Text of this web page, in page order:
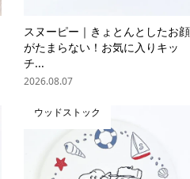
スヌーピー｜きょとんとしたお顔
がたまらない！お気に入りキッ
チ...
2026.08.07
ウッドストック